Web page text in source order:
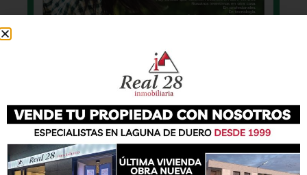
También podrás conseguir la revista en papel
gratuitaen todos los negocios
patrocinadores y en la Casa de las Artes.
Lo último